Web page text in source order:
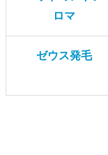
ロマ
ゼウス発毛